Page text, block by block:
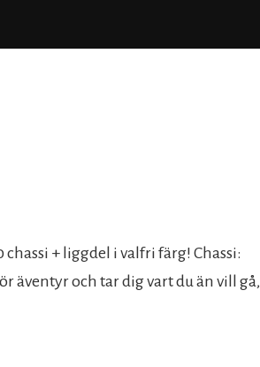
chassi + liggdel i valfri färg! Chassi:
äventyr och tar dig vart du än vill gå,